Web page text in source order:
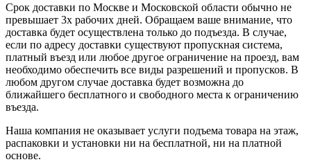
Срок доставки по Москве и Московской области обычно не
превышает 3х рабочих дней. Обращаем ваше внимание, что
доставка будет осуществлена только до подъезда. В случае,
если по адресу доставки существуют пропускная система,
платный въезд или любое другое ограничение на проезд, вам
необходимо обеспечить все виды разрешений и пропусков. В
любом другом случае доставка будет возможна до
ближайшего бесплатного и свободного места к ограничению
въезда.
Наша компания не оказывает услуги подъема товара на этаж,
распаковки и установки ни на бесплатной, ни на платной
основе.